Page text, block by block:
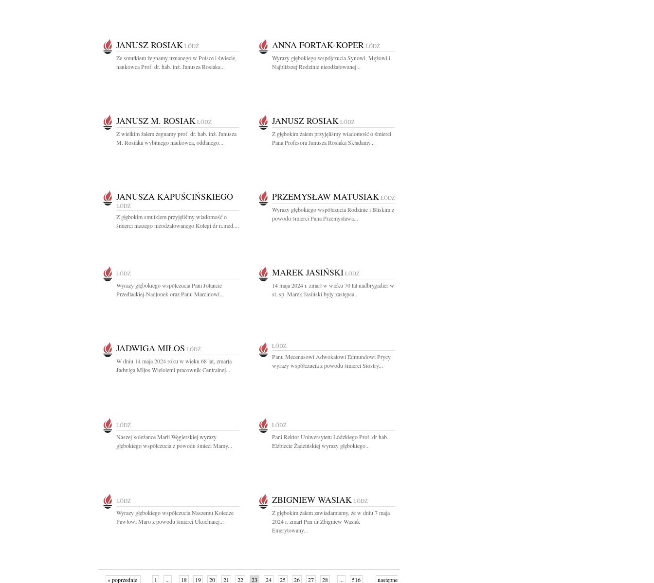
JANUSZ ROSIAK ŁÓDŹ
Ze smutkiem żegnamy uznanego w Polsce i świecie,
naukowca Prof. dr. hab. inż. Janusza Rosiaka...
ANNA FORTAK-KOPER ŁÓDŹ
Wyrazy głębokiego współczucia Synowi, Mężowi i
Najbliższej Rodzinie nieodżałowanej...
JANUSZ M. ROSIAK ŁÓDŹ
Z wielkim żalem żegnamy prof. dr. hab. inż. Janusza
M. Rosiaka wybitnego naukowca, oddanego...
JANUSZ ROSIAK ŁÓDŹ
Z głębokim żalem przyjęliśmy wiadomość o śmierci
Pana Profesora Janusza Rosiaka Składamy...
JANUSZA KAPUŚCIŃSKIEGO
ŁÓDŹ
Z głębokim smutkiem przyjęliśmy wiadomość o
śmierci naszego nieodżałowanego Kolegi dr n.med....
PRZEMYSŁAW MATUSIAK ŁÓDŹ
Wyrazy głębokiego współczucia Rodzinie i Bliskim z
powodu śmierci Pana Przemysława...
ŁÓDŹ
Wyrazy głębokiego współczucia Pani Jolancie
Przedlackiej-Nadłonek oraz Panu Marcinowi...
MAREK JASIŃSKI ŁÓDŹ
14 maja 2024 r. zmarł w wieku 70 lat nadbrygadier w
st. sp. Marek Jasiński były zastępca...
JADWIGA MIŁOS ŁÓDŹ
W dniu 14 maja 2024 roku w wieku 68 lat, zmarła
Jadwiga Miłos Wieloletni pracownik Centralnej...
ŁÓDŹ
Panu Mecenasowi Adwokatowi Edmundowi Prycy
wyrazy współczucia z powodu śmierci Siostry...
ŁÓDŹ
Naszej koleżance Marii Węgierskiej wyrazy
głębokiego współczucia z powodu śmieci Mamy...
ŁÓDŹ
Pani Rektor Uniwersytetu Łódzkiego Prof. dr hab.
Elżbiecie Żądzińskiej wyrazy głębokiego...
ŁÓDŹ
Wyrazy głębokiego współczucia Naszemu Koledze
Pawłowi Maro z powodu śmierci Ukochanej...
ZBIGNIEW WASIAK ŁÓDŹ
Z głębokim żalem zawiadamiamy, że w dniu 7 maja
2024 r. zmarł Pan dr Zbigniew Wasiak
Emerytowany...
« poprzednie 1 ... 18 19 20 21 22 23 24 25 26 27 28 ... 516 następne